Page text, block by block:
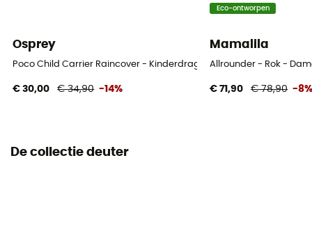
Osprey
Poco Child Carrier Raincover - Kinderdrager
€ 30,00 € 34,90 -14%
Eco-ontworpen
Mamalila
Allrounder - Rok -
€ 71,90 € 78,90 -
De collectie deuter